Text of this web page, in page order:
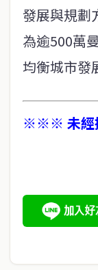
發展與規劃
為逾500萬
均衡城市發
※※※ 未經